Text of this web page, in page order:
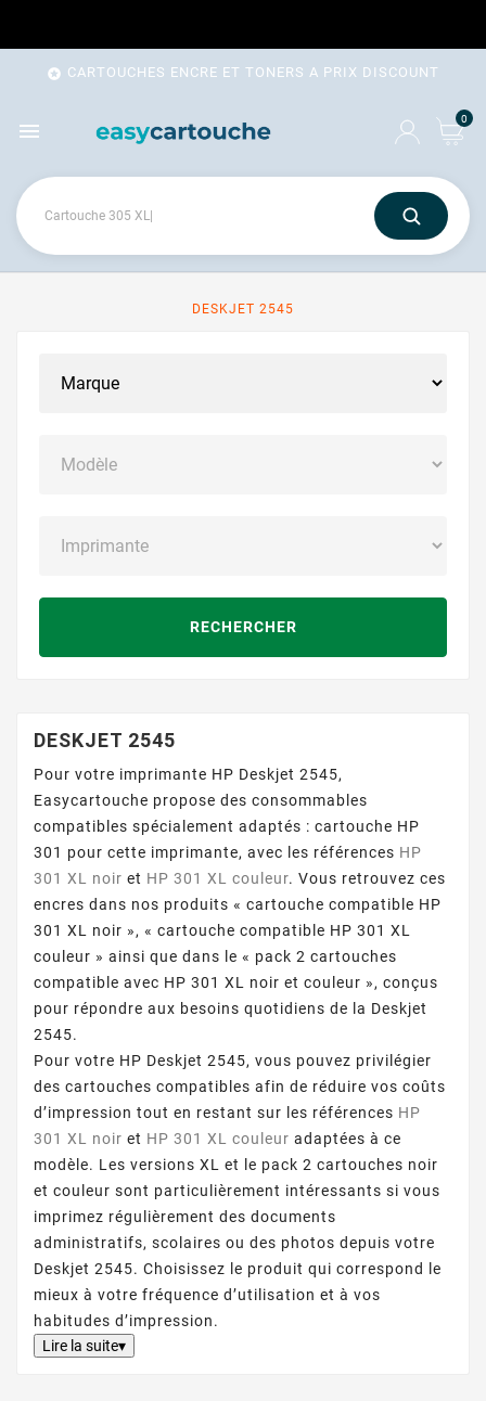
 CARTOUCHES ENCRE ET TONERS A PRIX DISCOUNT
 0
DESKJET 2545
RECHERCHER
DESKJET 2545
Pour votre imprimante HP Deskjet 2545,
Easycartouche propose des consommables
compatibles spécialement adaptés : cartouche HP
301 pour cette imprimante, avec les références HP
301 XL noir et HP 301 XL couleur. Vous retrouvez ces
encres dans nos produits « cartouche compatible HP
301 XL noir », « cartouche compatible HP 301 XL
couleur » ainsi que dans le « pack 2 cartouches
compatible avec HP 301 XL noir et couleur », conçus
pour répondre aux besoins quotidiens de la Deskjet
2545.
Pour votre HP Deskjet 2545, vous pouvez privilégier
des cartouches compatibles afin de réduire vos coûts
d’impression tout en restant sur les références HP
301 XL noir et HP 301 XL couleur adaptées à ce
modèle. Les versions XL et le pack 2 cartouches noir
et couleur sont particulièrement intéressants si vous
imprimez régulièrement des documents
administratifs, scolaires ou des photos depuis votre
Deskjet 2545. Choisissez le produit qui correspond le
mieux à votre fréquence d’utilisation et à vos
habitudes d’impression.
Lire la suite▾